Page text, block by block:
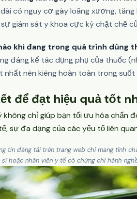
có nguy cơ gây loãng xương,
giám sát y khoa cực kỳ chặt chẽ
khi đang trong quá trình dùng
đáng kể tác dụng phụ của thuốc
nên kiêng hoàn toàn trong suốt
để đạt hiệu quả tốt
không chỉ giúp bạn tối ưu hóa chẩn
sự đa dạng của các yếu tố liên
tin đăng tải trên trang web chỉ mang tính
hoặc nhân viên y tế có chứng chỉ hành